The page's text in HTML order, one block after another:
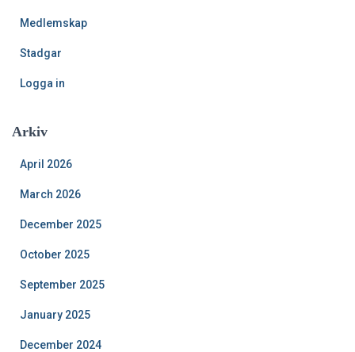
Medlemskap
Stadgar
Logga in
Arkiv
April 2026
March 2026
December 2025
October 2025
September 2025
January 2025
December 2024